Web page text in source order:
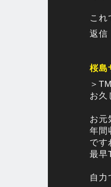
これ
返信
桜島
＞
お久
お元
年間
です
最早
自力